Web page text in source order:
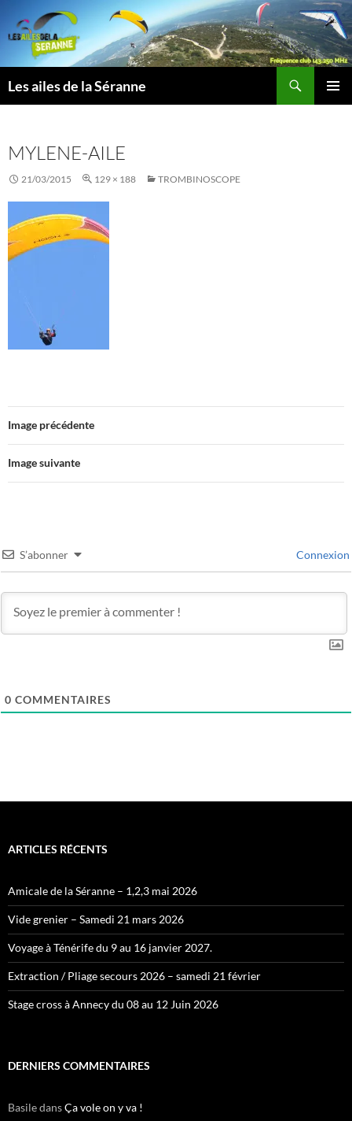
contenu
Les ailes de la Séranne
MYLENE-AILE
21/03/2015 129 × 188 TROMBINOSCOPE
Image précédente
Image suivante
S’abonner Connexion
0 COMMENTAIRES
ARTICLES RÉCENTS
Amicale de la Séranne – 1,2,3 mai 2026
Vide grenier – Samedi 21 mars 2026
Voyage à Ténérife du 9 au 16 janvier 2027.
Extraction / Pliage secours 2026 – samedi 21 février
Stage cross à Annecy du 08 au 12 Juin 2026
DERNIERS COMMENTAIRES
BasiledansÇa vole on y va !